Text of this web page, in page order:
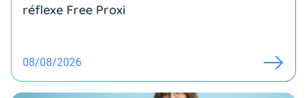
réflexe Free Proxi
08/08/2026